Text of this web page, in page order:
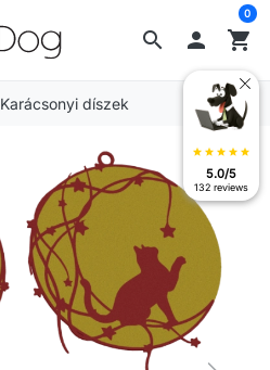
search  shopping_cart
0
Karácsonyi díszek
star star star star star
5.0/5
132 reviews